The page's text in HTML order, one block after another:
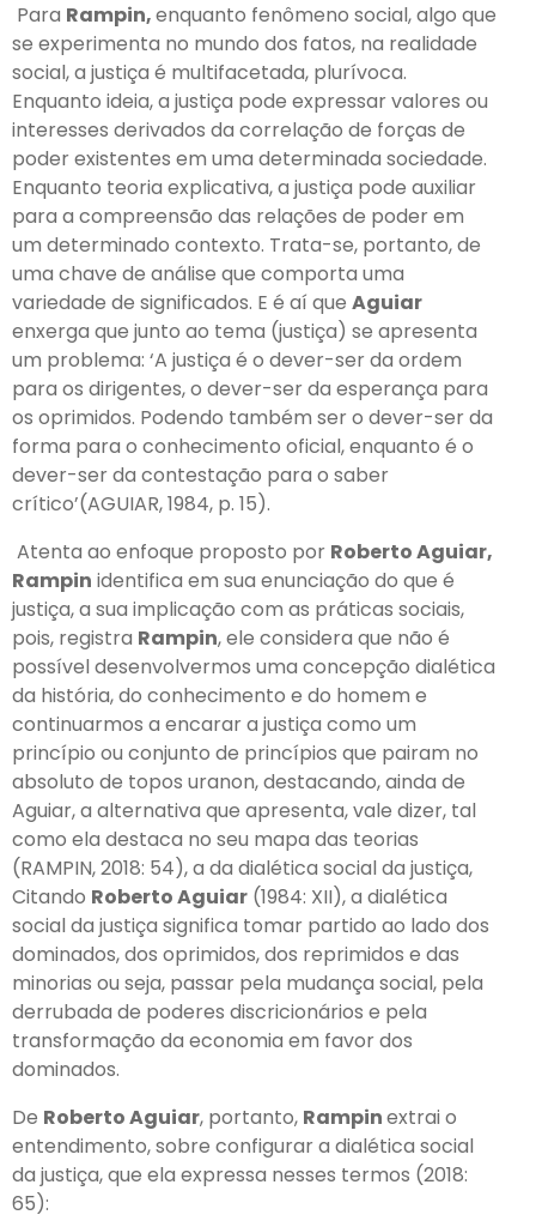
Para Rampin,enquanto fenômeno social, algo que
se experimenta no mundo dos fatos, na realidade
social, a justiça é multifacetada, plurívoca.
Enquanto ideia, a justiça pode expressar valores ou
interesses derivados da correlação de forças de
poder existentes em uma determinada sociedade.
Enquanto teoria explicativa, a justiça pode auxiliar
para a compreensão das relações de poder em
um determinado contexto. Trata-se, portanto, de
uma chave de análise que comporta uma
variedade de significados. E é aí que Aguiar
enxerga que junto ao tema (justiça) se apresenta
um problema: ‘A justiça é o dever-ser da ordem
para os dirigentes, o dever-ser da esperança para
os oprimidos. Podendo também ser o dever-ser da
forma para o conhecimento oficial, enquanto é o
dever-ser da contestação para o saber
crítico’(AGUIAR, 1984, p. 15).
Atenta ao enfoque proposto por Roberto Aguiar,
Rampin identifica em sua enunciação do que é
justiça, a sua implicação com as práticas sociais,
pois, registra Rampin, ele considera que não é
possível desenvolvermos uma concepção dialética
da história, do conhecimento e do homem e
continuarmos a encarar a justiça como um
princípio ou conjunto de princípios que pairam no
absoluto de topos uranon, destacando, ainda de
Aguiar, a alternativa que apresenta, vale dizer, tal
como ela destaca no seu mapa das teorias
(RAMPIN, 2018: 54), a da dialética social da justiça,
Citando Roberto Aguiar (1984: XII), a dialética
social da justiça significa tomar partido ao lado dos
dominados, dos oprimidos, dos reprimidos e das
minorias ou seja, passar pela mudança social, pela
derrubada de poderes discricionários e pela
transformação da economia em favor dos
dominados.
De Roberto Aguiar, portanto, Rampinextrai o
entendimento, sobre configurar a dialética social
da justiça, que ela expressa nesses termos (2018:
65):